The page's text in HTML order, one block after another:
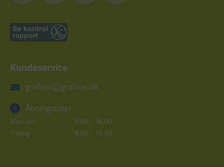
Kundeservice
grafical@grafical.dk
Åbningstider:
Man-tor:
8.00 - 16.00
Fredag:
8.00 - 15.30